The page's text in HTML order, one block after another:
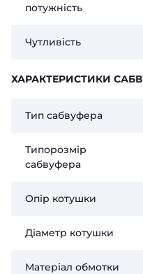
потужність
Чутливість
ХАРАКТЕРИСТИКИ
Тип сабвуфера
Типорозмір
сабвуфера
Опір котушки
Діаметр котушки
Матеріал обмотки